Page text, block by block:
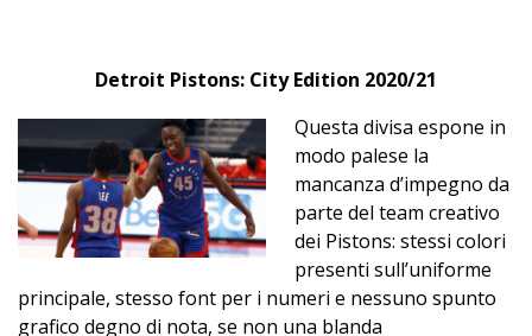
Detroit Pistons: City Edition 2020/21
Questa divisa espone in
modo palese la
mancanza d’impegno da
parte del team creativo
dei Pistons: stessi colori
presenti sull’uniforme
principale, stesso font per i numeri e nessuno spunto
grafico degno di nota, se non una blanda